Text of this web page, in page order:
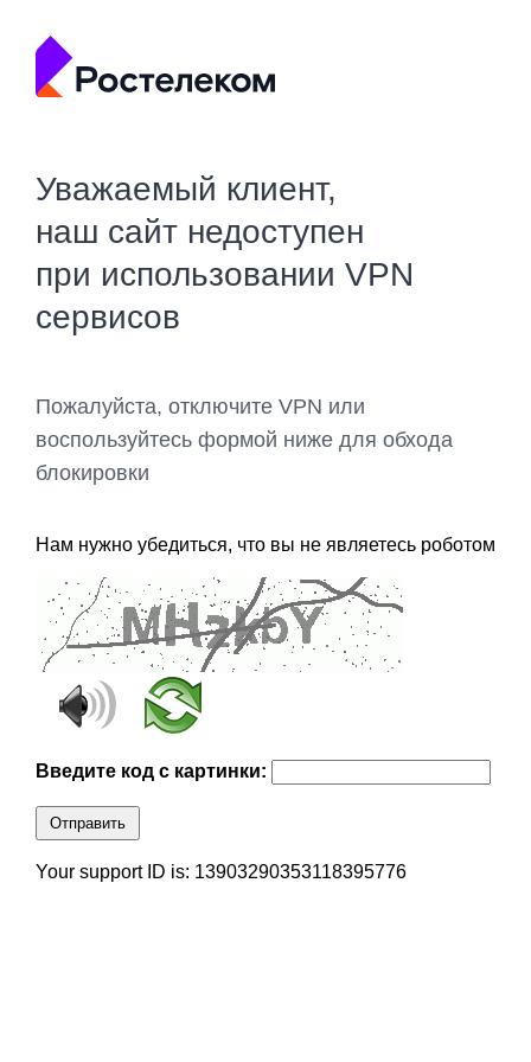
Уважаемый клиент,
наш сайт недоступен
при использовании VPN
сервисов
Пожалуйста, отключите VPN или
воспользуйтесь формой ниже для обхода
блокировки
Нам нужно убедиться, что вы не являетесь роботом
Введите код с картинки:
Отправить
Your support ID is: 13903290353118395776